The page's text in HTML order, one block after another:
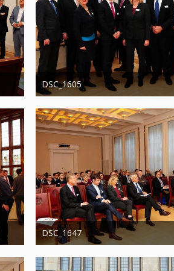
DSC_1605
Administrator
20. August 2019
1.275
0 0
DSC_1647
Administrator
20. August 2019
1.246
0 0